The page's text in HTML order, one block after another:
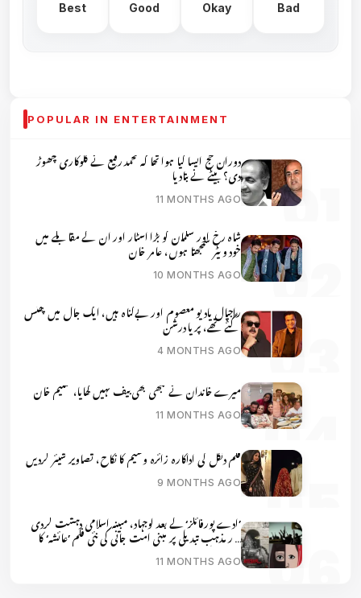
Best Good Okay Bad
POPULAR IN ENTERTAINMENT
دوران حج ایسا کیا ہوا تھا کہ محمد رفیع نے گلوکاری چھوڑ
دی؟ بیٹے نے بتادیا
11 MONTHS AGO
شاہ رخ اور سلمان کو بڑا اسٹار اور ان کے مقابلے میں
خود ویٹر سمجھتا ہوں، عامر خان
10 MONTHS AGO
راجپال یادیو معصوم اور بےگناہ ہیں، ایک جال میں پھنس
گئے تھے، پریا درشن
4 MONTHS AGO
میرے خاندان نے کبھی بھی بیف نہیں کھایا، سلیم خان
11 MONTHS AGO
فلم دنگل کی اداکارہ زائرہ وسیم کا نکاح، تصاویر شیئر کردیں
9 MONTHS AGO
’ادے پورفائلز‘ کے بعد لوجہاد، مبینہ اسلامی دہشت گردی
اور مذہب تبدیلی پر مبنی امت جانی کی نئی فلم ’عائشہ‘ کا
11 MONTHS AGO